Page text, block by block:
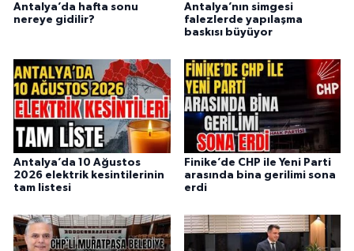
Antalya’da hafta sonu
nereye gidilir?
Antalya’nın simgesi
falezlerde yapılaşma
baskısı büyüyor
Antalya’da 10 Ağustos
2026 elektrik kesintilerinin
tam listesi
Finike’de CHP ile Yeni Parti
arasında bina gerilimi sona
erdi